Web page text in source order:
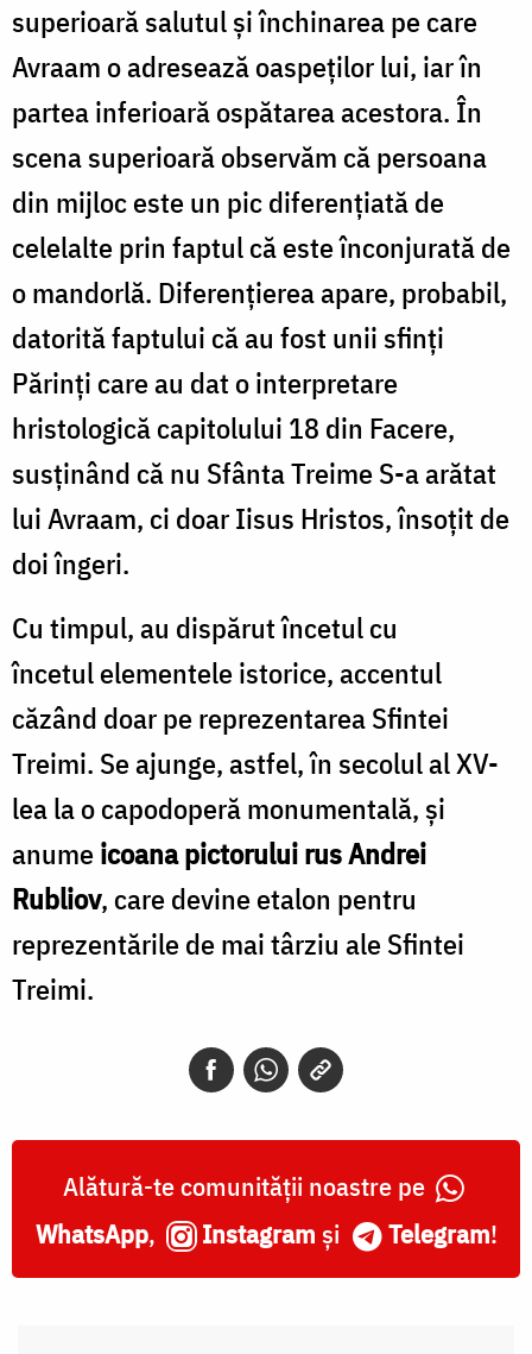
superioară salutul și închinarea pe care
Avraam o adresează oaspeților lui, iar în
partea inferioară ospătarea acestora. În
scena superioară observăm că persoana
din mijloc este un pic diferențiată de
celelalte prin faptul că este înconjurată de
o mandorlă. Diferențierea apare, probabil,
datorită faptului că au fost unii sfinți
Părinți care au dat o interpretare
hristologică capitolului 18 din Facere,
susținând că nu Sfânta Treime S-a arătat
lui Avraam, ci doar Iisus Hristos, însoțit de
doi îngeri.
Cu timpul, au dispărut încetul cu
încetul elementele istorice, accentul
căzând doar pe reprezentarea Sfintei
Treimi. Se ajunge, astfel, în secolul al XV-
lea la o capodoperă monumentală, și
anumeicoana pictorului rus Andrei
Rubliov, care devine etalon pentru
reprezentările de mai târziu ale Sfintei
Treimi.
Alătură-te comunității noastre pe
WhatsApp, Instagram și Telegram!